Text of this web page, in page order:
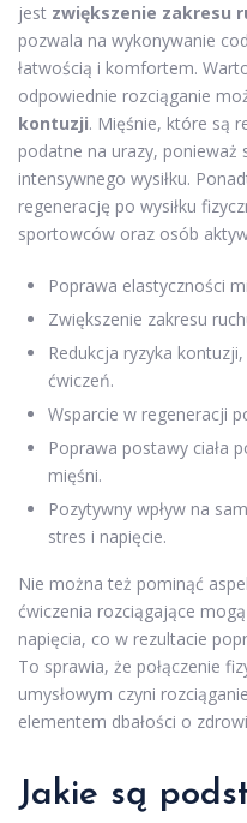
jest zwiększenie zakresu
pozwala na wykonywanie
łatwością i komfortem.
odpowiednie rozciąganie
kontuzji. Mięśnie, które są
podatne na urazy,
intensywnego wysiłku.
regenerację po wysiłku
sportowców oraz osób
Poprawa elastyczności
Zwiększenie zakresu
Redukcja ryzyka
ćwiczeń.
Wsparcie w regeneracji
Poprawa postawy ciała
mięśni.
Pozytywny wpływ na
stres i napięcie.
Nie można też pominąć
ćwiczenia rozciągające
napięcia, co w rezultacie
To sprawia, że połączenie
umysłowym czyni
elementem dbałości o
Jakie są